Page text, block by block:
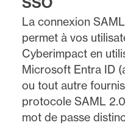
La connexion
permet à vos
Cyberimpact en
Microsoft Entra ID
ou tout autre
protocole SAML
mot de passe